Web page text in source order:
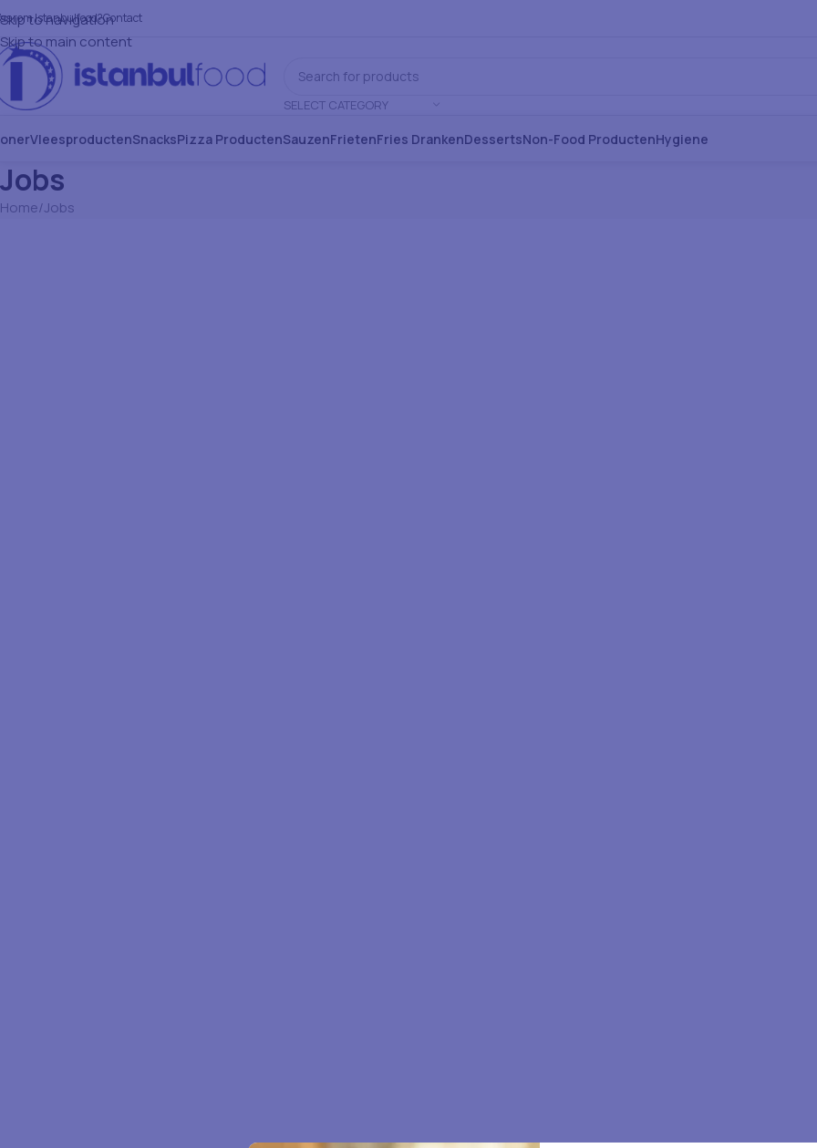
Skip to navigation
Skip to main content
Istanbulfood?Contact
SELECT CATEGORY
VleesproductenSnacksPizza ProductenSauzenFrietenFries DrankenDessertsNon-Food ProductenHygiene
Jobs
Home Jobs